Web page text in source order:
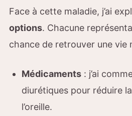
Face à cette maladie, j’ai
options. Chacune
chance de retrouver une vie
Médicaments : j’ai
diurétiques pour réduire
l’oreille.